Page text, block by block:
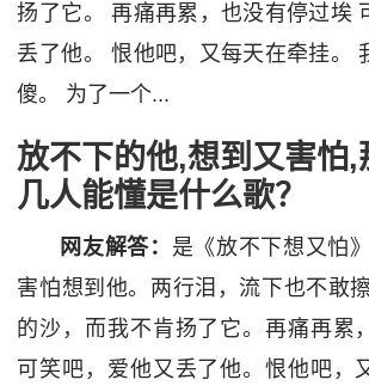
扬了它。 再痛再累，也没有停过埃
丢了他。 恨他吧，又每天在牵挂。
傻。 为了一个...
放不下的他,想到又害怕,
几人能懂是什么歌？
网友解答： 是《放不下想又怕
害怕想到他。两行泪，流下也不敢
的沙，而我不肯扬了它。再痛再累
可笑吧，爱他又丢了他。恨他吧，